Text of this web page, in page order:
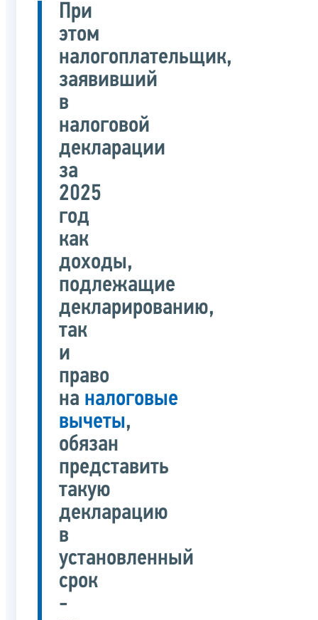
При
этом
налогоплательщик,
заявивший
в
налоговой
декларации
за
2025
год
как
доходы,
подлежащие
декларированию,
так
и
право
на налоговые
вычеты,
обязан
представить
такую
декларацию
в
установленный
срок
-